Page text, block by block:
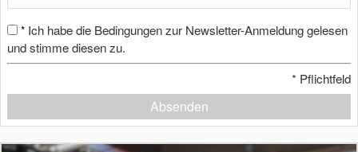
* Ich habe die Bedingungen zur Newsletter-Anmeldung gelesen
und stimme diesen zu.
* Pflichtfeld
Absenden